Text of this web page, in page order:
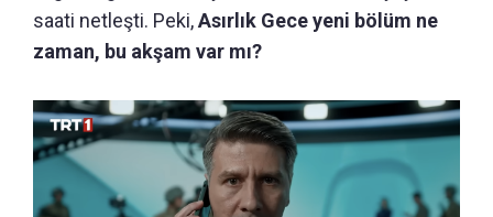
saati netleşti. Peki,Asırlık Gece yeni bölüm ne
zaman, bu akşam var mı?